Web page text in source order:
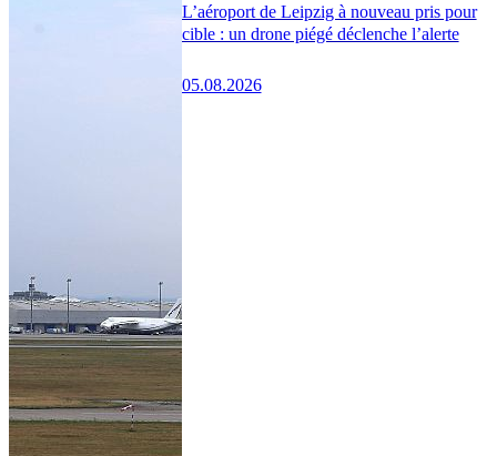
L’aéroport de Leipzig à nouveau pris pour
cible : un drone piégé déclenche l’alerte
05.08.2026